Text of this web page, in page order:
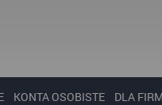
KONTA OSOBISTE DLA FIRM